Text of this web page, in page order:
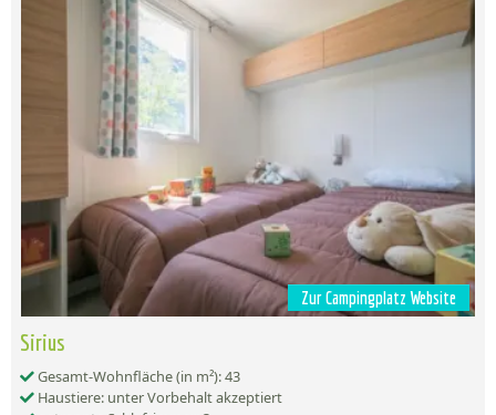
Zur Campingplatz Website
Sirius
Gesamt-Wohnfläche (in m²): 43
Haustiere: unter Vorbehalt akzeptiert